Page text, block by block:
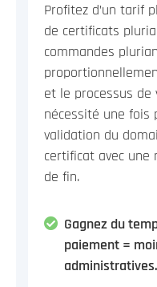
Profitez d’un tarif
de certificats
commandes
et le processus de
nécessité une fois
validation du
certificat avec une
de fin.
Gagnez du
paiement =
administratives.